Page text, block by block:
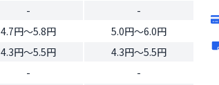
-
-
4.7円〜5.8円
5.0円〜6.0円
4.3円〜5.5円
4.3円〜5.5円
-
-